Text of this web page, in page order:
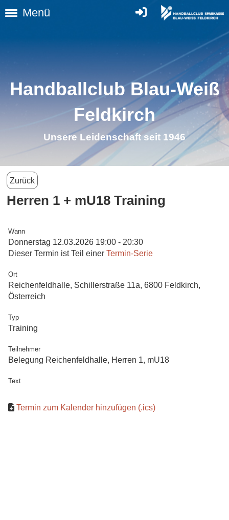
Menü
Handballclub Blau-Weiß
Feldkirch
Unsere Leidenschaft seit 1946
Zurück
Herren 1 + mU18 Training
Wann
Donnerstag 12.03.2026 19:00 - 20:30
Dieser Termin ist Teil einer Termin-Serie
Ort
Reichenfeldhalle, Schillerstraße 11a, 6800 Feldkirch,
Österreich
Typ
Training
Teilnehmer
Belegung Reichenfeldhalle, Herren 1, mU18
Text
Termin zum Kalender hinzufügen (.ics)